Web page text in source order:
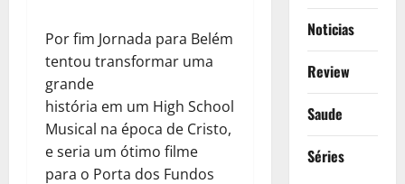
Por fim Jornada para Belém
tentou transformar uma
grande
história em um High School
Musical na época de Cristo,
e seria um ótimo filme
para o Porta dos Fundos
Noticias
Review
Saude
Séries